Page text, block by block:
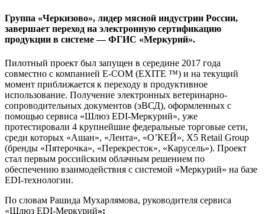
Группа «Черкизово», лидер мясной индустрии России,
завершает переход на электронную сертификацию
продукции в системе — ФГИС «Меркурий».
Пилотный проект был запущен в середине 2017 года
совместно с компанией E-COM (EXITE ™) и на текущий
момент приближается к переходу в продуктивное
использование. Получение электронных ветеринарно-
сопроводительных документов (эВСД), оформленных с
помощью сервиса «Шлюз EDI-Меркурий», уже
протестировали 4 крупнейшие федеральные торговые сети,
среди которых «Ашан», «Лента», «О’КЕЙ», X5 Retail Group
(бренды «Пятерочка», «Перекресток», «Карусель»). Проект
стал первым российским облачным решением по
обеспечению взаимодействия с системой «Меркурий» на базе
EDI-технологии.
По словам Рашида Мухарлямова, руководителя сервиса
«Шлюз EDI-Меркурий»: